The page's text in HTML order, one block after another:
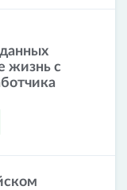
жизнь с